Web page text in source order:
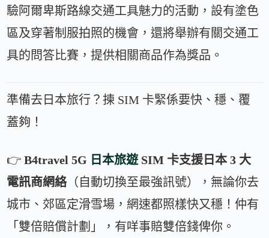
驗阿爾卑斯路線交通工具魅力的活動，設有塗色
區及穿著制服拍照的機會，還將舉辦有關交通工
具的問答比賽，提供相關商品作為獎品。
準備去日本旅行？揀 SIM 卡緊係要快、穩、覆
蓋夠！
👉B4travel 5G 日本旅遊 SIM 卡支援日本 3 大
電訊商網絡（自動切換至最強訊號），無論你去
城市、郊區定滑雪場，網速都照樣快又穩！仲有
「雙倍賠償計劃」，有咩事賠雙倍錢俾你。